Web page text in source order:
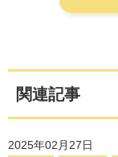
関連記事
2025年02月27日